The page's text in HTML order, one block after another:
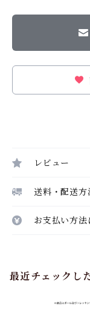
レビュー
送料・配送方
お支払い方法
最近チェックし